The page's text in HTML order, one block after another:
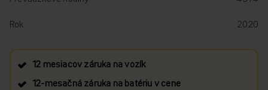
Rok
2020
12 mesiacov záruka na vozík
12‑mesačná záruka na batériu v cene